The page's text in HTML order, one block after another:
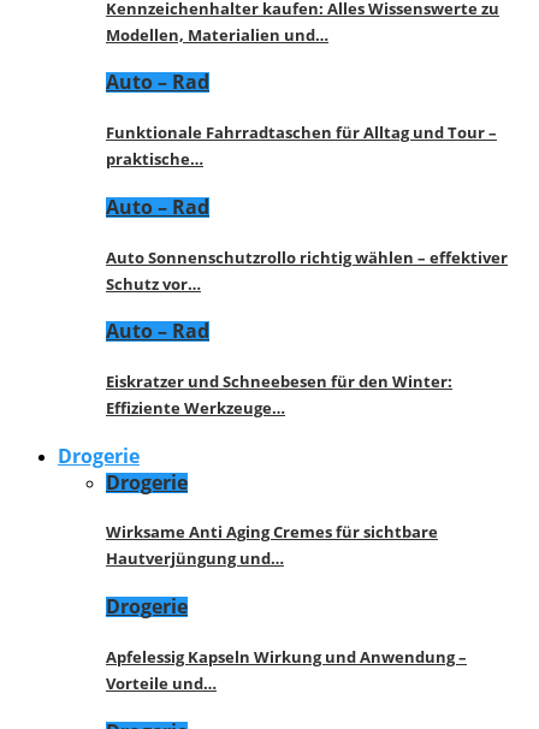
Kennzeichenhalter kaufen: Alles Wissenswerte zu
Modellen, Materialien und…
Auto – Rad
Funktionale Fahrradtaschen für Alltag und Tour –
praktische…
Auto – Rad
Auto Sonnenschutzrollo richtig wählen – effektiver
Schutz vor…
Auto – Rad
Eiskratzer und Schneebesen für den Winter:
Effiziente Werkzeuge…
Drogerie
Drogerie
Wirksame Anti Aging Cremes für sichtbare
Hautverjüngung und…
Drogerie
Apfelessig Kapseln Wirkung und Anwendung –
Vorteile und…